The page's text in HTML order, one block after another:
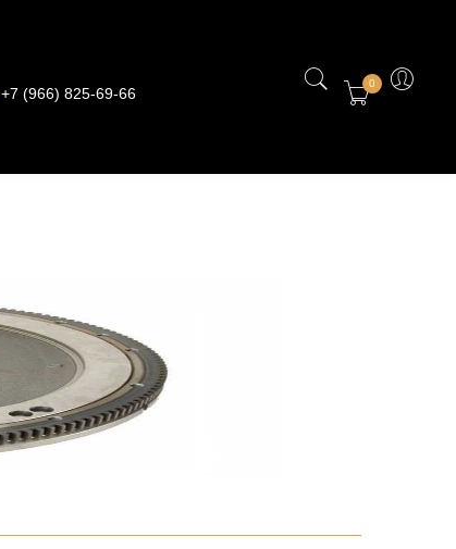
+7 (966) 825-69-66
0